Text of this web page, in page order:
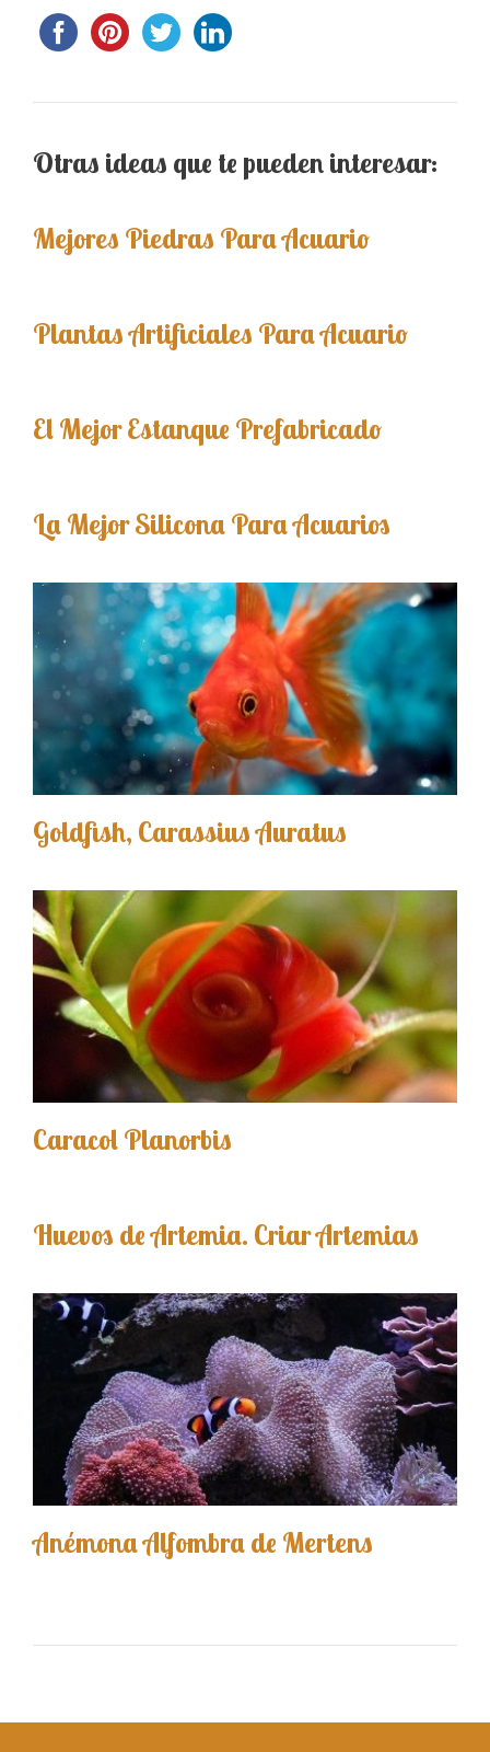
Otras ideas que te pueden interesar:
Mejores Piedras Para Acuario
Plantas Artificiales Para Acuario
El Mejor Estanque Prefabricado
La Mejor Silicona Para Acuarios
Goldfish, Carassius Auratus
Caracol Planorbis
Huevos de Artemia. Criar Artemias
Anémona Alfombra de Mertens